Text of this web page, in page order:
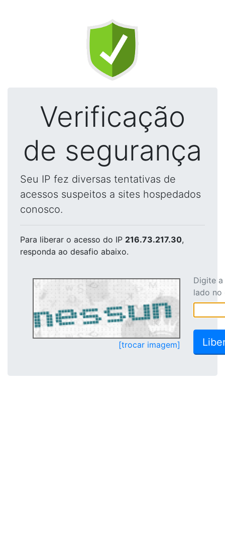
Verificação
de segurança
Seu IP fez diversas tentativas de
acessos suspeitos a sites hospedados
conosco.
Para liberar o acesso do IP 216.73.217.30,
responda ao desafio abaixo.
[trocar imagem]
Digite
lado no